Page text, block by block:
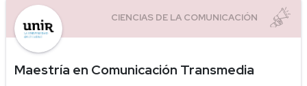
Maestría en Comunicación Transmedia